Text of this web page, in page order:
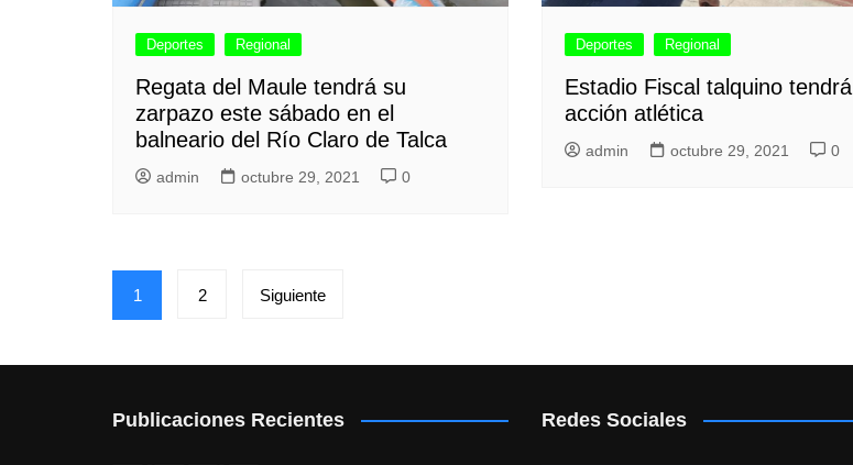
Deportes Regional
Regata del Maule tendrá su
zarpazo este sábado en el
balneario del Río Claro de Talca
admin octubre 29, 2021 0
Deportes Regional
Estadio Fiscal talquino tendrá
acción atlética
admin octubre 29, 2021 0
Paginación
de
entradas
1 2 Siguiente
Publicaciones Recientes Redes Sociales